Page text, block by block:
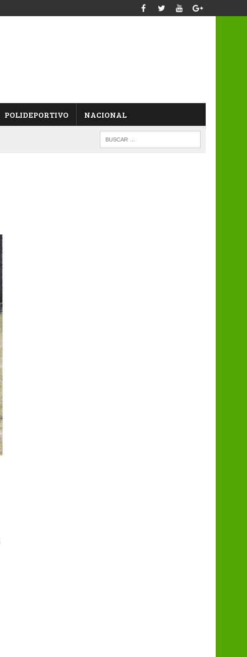
POLIDEPORTIVO NACIONAL